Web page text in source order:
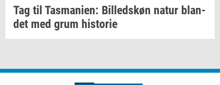
Tag til Tas­ma­ni­en: Bil­leds­køn natur blan­
det med grum hi­sto­rie